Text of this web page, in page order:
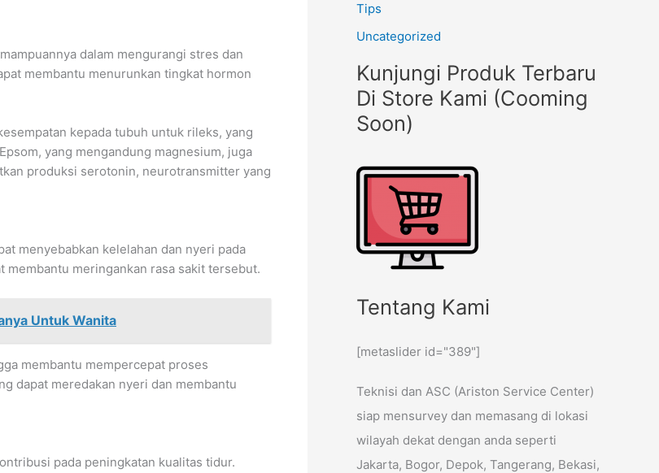
dalam mengurangi stres dan
membantu menurunkan tingkat hormon
kepada tubuh untuk rileks, yang
yang mengandung magnesium, juga
produksi serotonin, neurotransmitter yang
menyebabkan kelelahan dan nyeri pada
membantu meringankan rasa sakit tersebut.
Untuk Wanita
membantu mempercepat proses
dapat meredakan nyeri dan membantu
pada peningkatan kualitas tidur.
Tips
Uncategorized
Kunjungi Produk Terbaru
Di Store Kami (Cooming
Soon)
Tentang Kami
[metaslider id="389"]
Teknisi dan ASC (Ariston Service Center)
siap mensurvey dan memasang di lokasi
wilayah dekat dengan anda seperti
Jakarta, Bogor, Depok, Tangerang, Bekasi,